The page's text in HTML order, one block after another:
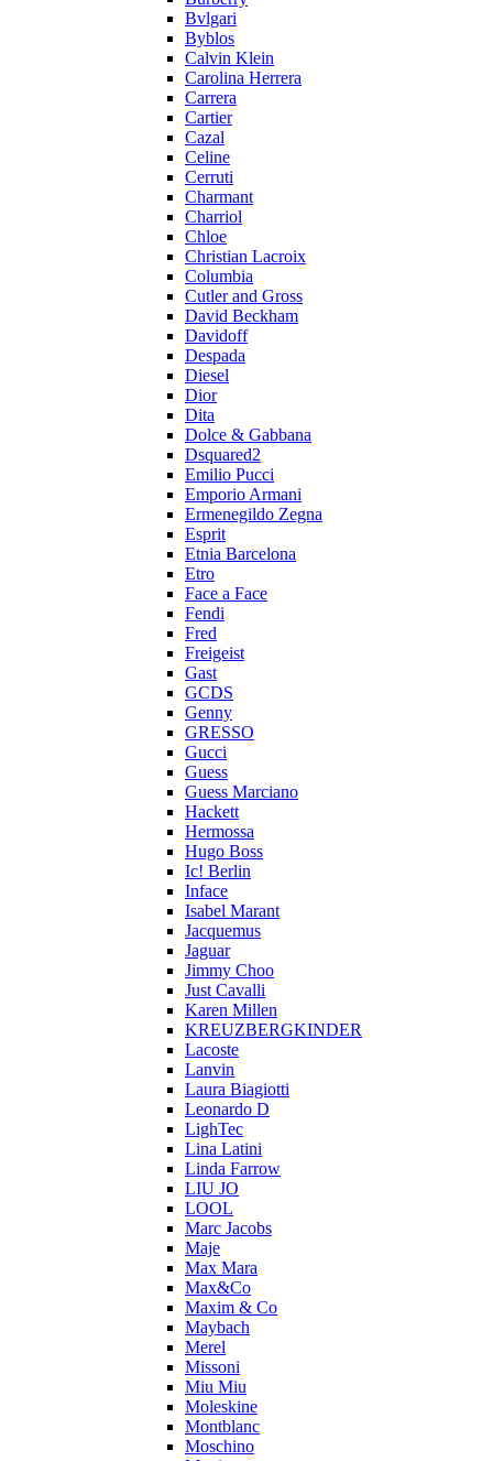
Bvlgari
Byblos
Calvin Klein
Carolina Herrera
Carrera
Cartier
Cazal
Celine
Cerruti
Charmant
Charriol
Chloe
Christian Lacroix
Columbia
Cutler and Gross
David Beckham
Davidoff
Despada
Diesel
Dior
Dita
Dolce & Gabbana
Dsquared2
Emilio Pucci
Emporio Armani
Ermenegildo Zegna
Esprit
Etnia Barcelona
Etro
Face a Face
Fendi
Fred
Freigeist
Gast
GCDS
Genny
GRESSO
Gucci
Guess
Guess Marciano
Hackett
Hermossa
Hugo Boss
Ic! Berlin
Inface
Isabel Marant
Jacquemus
Jaguar
Jimmy Choo
Just Cavalli
Karen Millen
KREUZBERGKINDER
Lacoste
Lanvin
Laura Biagiotti
Leonardo D
LighTec
Lina Latini
Linda Farrow
LIU JO
LOOL
Marc Jacobs
Maje
Max Mara
Max&Co
Maxim & Co
Maybach
Merel
Missoni
Miu Miu
Moleskine
Montblanc
Moschino